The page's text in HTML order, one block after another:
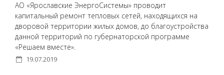
АО «Ярославские ЭнергоСистемы» проводит
капитальный ремонт тепловых сетей, находящихся на
дворовой территории жилых домов, до благоустройства
данной территорий по губернаторской программе
«Решаем вместе».
19.07.2019